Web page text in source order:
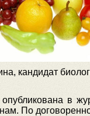
кандидат
в
По